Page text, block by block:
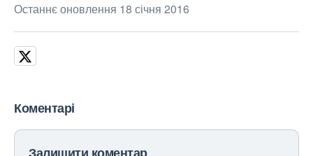
Останнє оновлення 18 січня 2016
Коментарі